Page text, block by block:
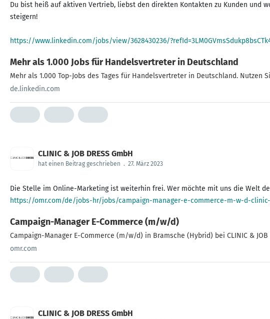
Du bist heiß auf aktiven Vertrieb, liebst den direkten Kontakten zu Kunden und
steigern!
https://www.linkedin.com/jobs/view/3628430236/
Mehr als 1.000 Jobs für Handelsvertreter in Deutschland
Mehr als 1.000 Top-Jobs des Tages für Handelsvertreter in Deutschland.
de.linkedin.com
CLINIC & JOB DRESS GmbH
hat einen Beitrag geschrieben . 27. März 2023
https://omr.com/de/jobs-hr/jobs/campaign-manager-e-commerce-m-w-d-
Campaign-Manager E-Commerce (m/w/d)
Campaign-Manager E-Commerce (m/w/d) in Bramsche (Hybrid) bei CLINIC &
omr.com
CLINIC & JOB DRESS GmbH